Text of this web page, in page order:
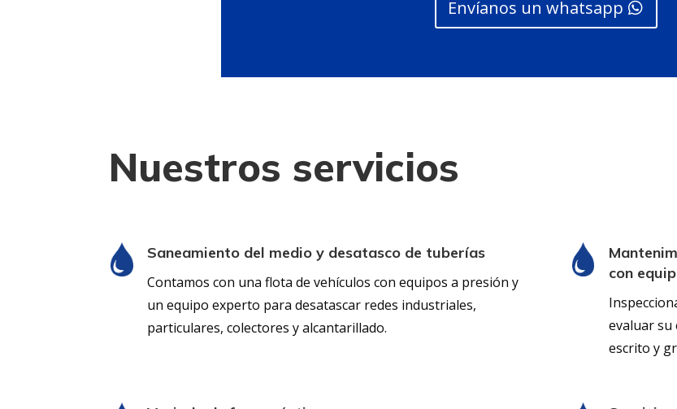
Envíanos un whatsapp
Nuestros servicios
Saneamiento del medio y desatasco de tuberías
Contamos con una flota de vehículos con equipos a presión y
un equipo experto para desatascar redes industriales,
particulares, colectores y alcantarillado.
con
evaluar su
escrito y